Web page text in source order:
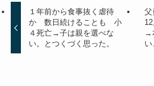
１年前から食事抜く虐待
か 数日続けることも 小
４死亡→子は親を選べな
い。とつくづく思った。
父
→